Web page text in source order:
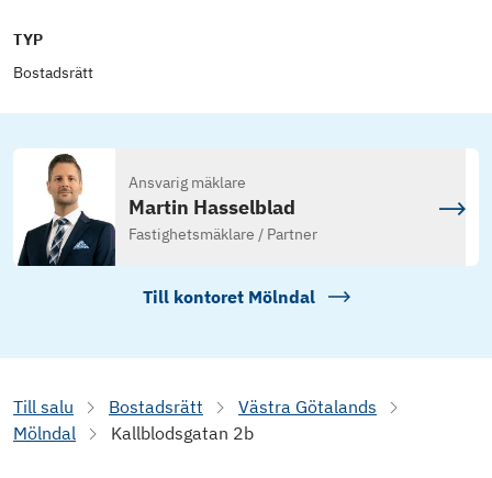
TYP
Bostadsrätt
Ansvarig mäklare
Martin Hasselblad
Fastighetsmäklare / Partner
Till kontoret Mölndal
Till salu Bostadsrätt
Västra Götalands
Mölndal
Kallblodsgatan 2b